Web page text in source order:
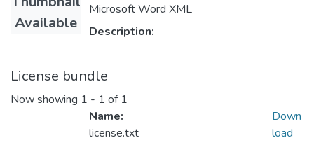
Available
Microsoft Word XML
Description:
License bundle
Now showing 1 - 1 of 1
Name:
license.txt
Down
load